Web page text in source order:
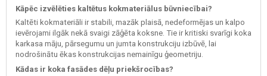
Kāpēc izvēlēties kaltētus kokmateriālus būvniecībai?
Kaltēti kokmateriāli ir stabili, mazāk plaisā, nedeformējas un kalpo
ievērojami ilgāk nekā svaigi zāģēta koksne. Tie ir kritiski svarīgi koka
karkasa māju, pārsegumu un jumta konstrukciju izbūvē, lai
nodrošinātu ēkas konstrukcijas nemainīgu ģeometriju.
Kādas ir koka fasādes dēļu priekšrocības?